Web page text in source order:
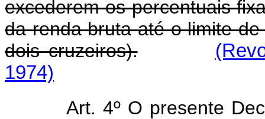
excederem os percentuais
da renda bruta até o limite
dois cruzeiros).
1974)
Art. 4º O presente